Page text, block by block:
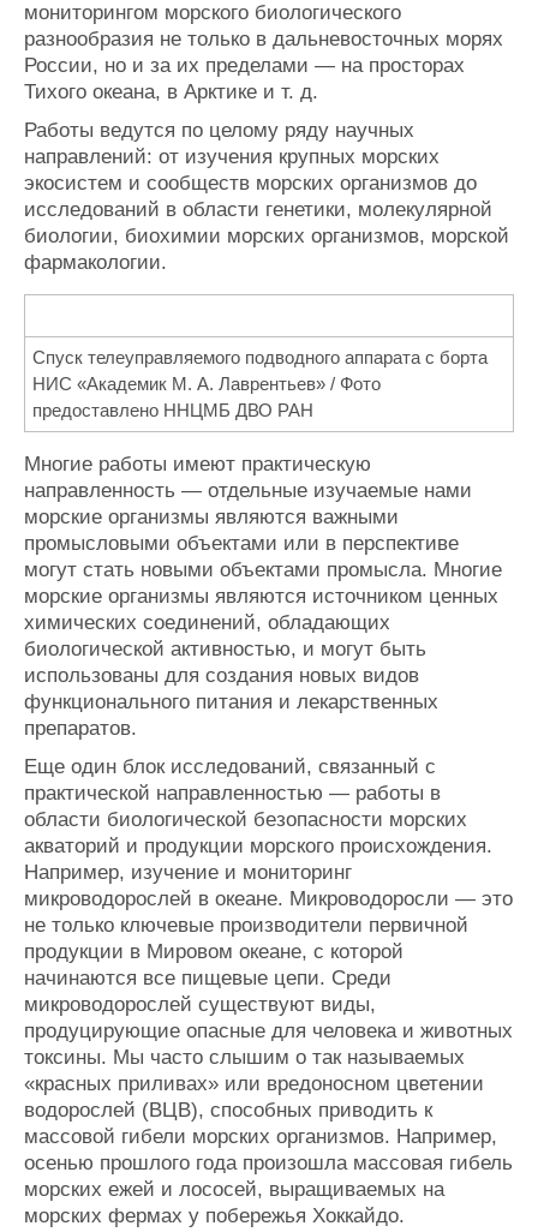
мониторингом морского биологического
разнообразия не только в дальневосточных морях
России, но и за их пределами — на просторах
Тихого океана, в Арктике и т. д.
Работы ведутся по целому ряду научных
направлений: от изучения крупных морских
экосистем и сообществ морских организмов до
исследований в области генетики, молекулярной
биологии, биохимии морских организмов, морской
фармакологии.
Спуск телеуправляемого подводного аппарата с борта
НИС «Академик М. А. Лаврентьев» / Фото
предоставлено ННЦМБ ДВО РАН
Многие работы имеют практическую
направленность — отдельные изучаемые нами
морские организмы являются важными
промысловыми объектами или в перспективе
могут стать новыми объектами промысла. Многие
морские организмы являются источником ценных
химических соединений, обладающих
биологической активностью, и могут быть
использованы для создания новых видов
функционального питания и лекарственных
препаратов.
Еще один блок исследований, связанный с
практической направленностью — работы в
области биологической безопасности морских
акваторий и продукции морского происхождения.
Например, изучение и мониторинг
микроводорослей в океане. Микроводоросли — это
не только ключевые производители первичной
продукции в Мировом океане, с которой
начинаются все пищевые цепи. Среди
микроводорослей существуют виды,
продуцирующие опасные для человека и животных
токсины. Мы часто слышим о так называемых
«красных приливах» или вредоносном цветении
водорослей (ВЦВ), способных приводить к
массовой гибели морских организмов. Например,
осенью прошлого года произошла массовая гибель
морских ежей и лососей, выращиваемых на
морских фермах у побережья Хоккайдо.